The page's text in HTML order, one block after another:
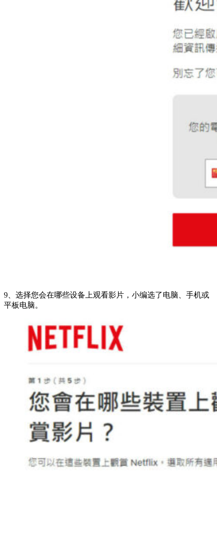
9、选择您会在哪些设备上观看影片，小编选了电脑、手机或
平板电脑。